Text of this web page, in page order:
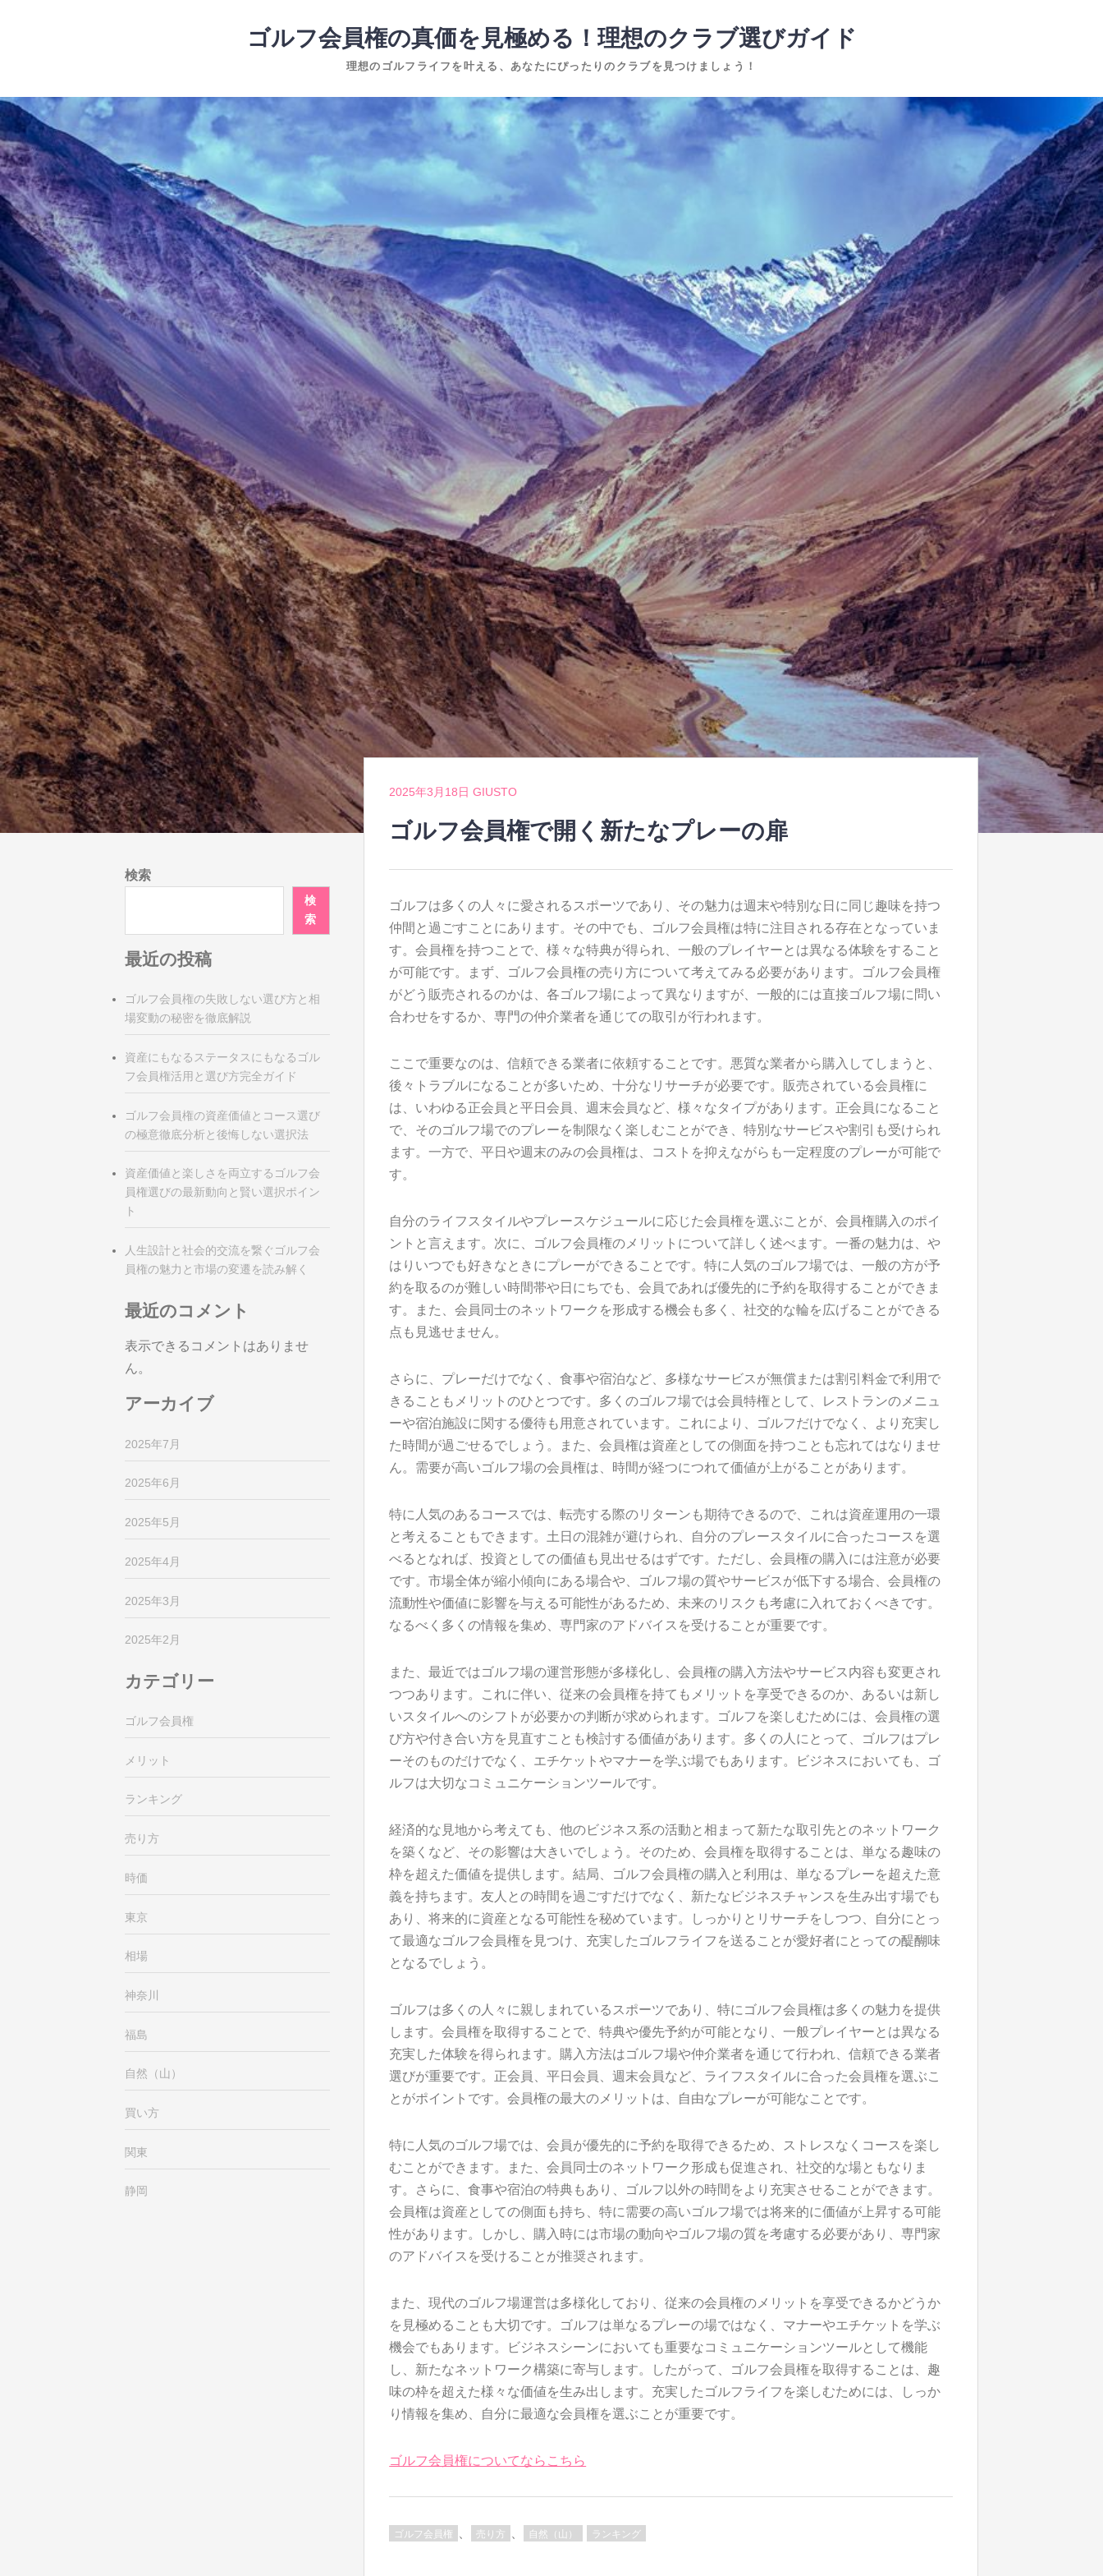
ツ
へ
ス
キ
ッ
プ
ゴルフ会員権の真価を見極める！理想のクラブ選びガイド
理想のゴルフライフを叶える、あなたにぴったりのクラブを見つけましょう！
コ
ン
ン
ツ
へ
ス
キ
ッ
プ
2025年3月18日 GIUSTO
ゴルフ会員権で開く新たなプレーの扉
ゴルフは多くの人々に愛されるスポーツであり、その魅力は週末や特別な日に同じ趣味を持つ
仲間と過ごすことにあります。 その中でも、ゴルフ会員権は特に注目される存在となっていま
す。会員権を持つことで、様々な特典が得られ、一般のプレイヤーとは異なる体験をすること
が可能です。まず、ゴルフ会員権の売り方について考えてみる必要があります。ゴルフ会員権
がどう販売されるのかは、各ゴルフ場によって異なりますが、一般的には直接ゴルフ場に問い
合わせをするか、専門の仲介業者を通じての取引が行われます。
ここで重要なのは、信頼できる業者に依頼することです。悪質な業者から購入してしまうと、
後々トラブルになることが多いため、十分なリサーチが必要です。販売されている会員権に
は、いわゆる正会員と平日会員、週末会員など、様々なタイプがあります。正会員になること
で、そのゴルフ場でのプレーを制限なく楽しむことができ、特別なサービスや割引も受けられ
ます。一方で、平日や週末のみの会員権は、コストを抑えながらも一定程度のプレーが可能で
す。
自分のライフスタイルやプレースケジュールに応じた会員権を選ぶことが、会員権購入のポイ
ントと言えます。次に、ゴルフ会員権のメリットについて詳しく述べます。一番の魅力は、や
はりいつでも好きなときにプレーができることです。特に人気のゴルフ場では、一般の方が予
約を取るのが難しい時間帯や日にちでも、会員であれば優先的に予約を取得することができま
す。また、会員同士のネットワークを形成する機会も多く、社交的な輪を広げることができる
点も見逃せません。
さらに、プレーだけでなく、食事や宿泊など、多様なサービスが無償または割引料金で利用で
きることもメリットのひとつです。多くのゴルフ場では会員特権として、レストランのメニュ
ーや宿泊施設に関する優待も用意されています。これにより、ゴルフだけでなく、より充実し
た時間が過ごせるでしょう。また、会員権は資産としての側面を持つことも忘れてはなりませ
ん。需要が高いゴルフ場の会員権は、時間が経つにつれて価値が上がることがあります。
特に人気のあるコースでは、転売する際のリターンも期待できるので、これは資産運用の一環
と考えることもできます。土日の混雑が避けられ、自分のプレースタイルに合ったコースを選
べるとなれば、投資としての価値も見出せるはずです。ただし、会員権の購入には注意が必要
です。市場全体が縮小傾向にある場合や、ゴルフ場の質やサービスが低下する場合、会員権の
流動性や価値に影響を与える可能性があるため、未来のリスクも考慮に入れておくべきです。
なるべく多くの情報を集め、専門家のアドバイスを受けることが重要です。
また、最近ではゴルフ場の運営形態が多様化し、会員権の購入方法やサービス内容も変更され
つつあります。これに伴い、従来の会員権を持てもメリットを享受できるのか、あるいは新し
いスタイルへのシフトが必要かの判断が求められます。ゴルフを楽しむためには、会員権の選
び方や付き合い方を見直すことも検討する価値があります。多くの人にとって、ゴルフはプレ
ーそのものだけでなく、エチケットやマナーを学ぶ場でもあります。ビジネスにおいても、ゴ
ルフは大切なコミュニケーションツールです。
経済的な見地から考えても、他のビジネス系の活動と相まって新たな取引先とのネットワーク
を築くなど、その影響は大きいでしょう。そのため、会員権を取得することは、単なる趣味の
枠を超えた価値を提供します。結局、ゴルフ会員権の購入と利用は、単なるプレーを超えた意
義を持ちます。友人との時間を過ごすだけでなく、新たなビジネスチャンスを生み出す場でも
あり、将来的に資産となる可能性を秘めています。しっかりとリサーチをしつつ、自分にとっ
て最適なゴルフ会員権を見つけ、充実したゴルフライフを送ることが愛好者にとっての醍醐味
となるでしょう。
ゴルフは多くの人々に親しまれているスポーツであり、特にゴルフ会員権は多くの魅力を提供
します。会員権を取得することで、特典や優先予約が可能となり、一般プレイヤーとは異なる
充実した体験を得られます。購入方法はゴルフ場や仲介業者を通じて行われ、信頼できる業者
選びが重要です。正会員、平日会員、週末会員など、ライフスタイルに合った会員権を選ぶこ
とがポイントです。会員権の最大のメリットは、自由なプレーが可能なことです。
特に人気のゴルフ場では、会員が優先的に予約を取得できるため、ストレスなくコースを楽し
むことができます。また、会員同士のネットワーク形成も促進され、社交的な場ともなりま
す。さらに、食事や宿泊の特典もあり、ゴルフ以外の時間をより充実させることができます。
会員権は資産としての側面も持ち、特に需要の高いゴルフ場では将来的に価値が上昇する可能
性があります。しかし、購入時には市場の動向やゴルフ場の質を考慮する必要があり、専門家
のアドバイスを受けることが推奨されます。
また、現代のゴルフ場運営は多様化しており、従来の会員権のメリットを享受できるかどうか
を見極めることも大切です。ゴルフは単なるプレーの場ではなく、マナーやエチケットを学ぶ
機会でもあります。ビジネスシーンにおいても重要なコミュニケーションツールとして機能
し、新たなネットワーク構築に寄与します。したがって、ゴルフ会員権を取得することは、趣
味の枠を超えた様々な価値を生み出します。充実したゴルフライフを楽しむためには、しっか
り情報を集め、自分に最適な会員権を選ぶことが重要です。
ゴルフ会員権についてならこちら
ゴルフ会員権 売り方 自然（山） ランキング
検索
検
索
最近の投稿
ゴルフ会員権の失敗しない選び方と相
場変動の秘密を徹底解説
資産にもなるステータスにもなるゴル
フ会員権活用と選び方完全ガイド
ゴルフ会員権の資産価値とコース選び
の極意徹底分析と後悔しない選択法
資産価値と楽しさを両立するゴルフ会
員権選びの最新動向と賢い選択ポイン
ト
人生設計と社会的交流を繋ぐゴルフ会
員権の魅力と市場の変遷を読み解く
最近のコメント
表示できるコメントはありませ
ん。
アーカイブ
2025年7月
2025年6月
2025年5月
2025年4月
2025年3月
2025年2月
カテゴリー
ゴルフ会員権
メリット
ランキング
売り方
時価
東京
相場
神奈川
福島
自然（山）
買い方
関東
静岡